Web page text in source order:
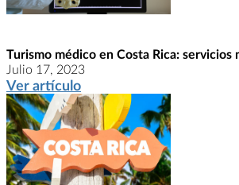
Turismo médico en Costa Rica: servicios
Julio 17, 2023
Ver artículo